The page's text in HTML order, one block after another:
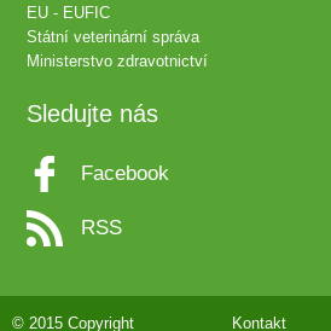
EU - EUFIC
Státní veterinární správa
Ministerstvo zdravotnictví
Sledujte nás
Facebook
RSS
© 2015 Copyright Kontakt